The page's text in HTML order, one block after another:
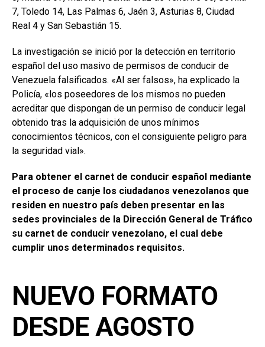
7, Toledo 14, Las Palmas 6, Jaén 3, Asturias 8, Ciudad
Real 4 y San Sebastián 15.
La investigación se inició por la detección en territorio
español del uso masivo de permisos de conducir de
Venezuela falsificados. «Al ser falsos», ha explicado la
Policía, «los poseedores de los mismos no pueden
acreditar que dispongan de un permiso de conducir legal
obtenido tras la adquisición de unos mínimos
conocimientos técnicos, con el consiguiente peligro para
la seguridad vial».
Para obtener el carnet de conducir español mediante
el proceso de canje los ciudadanos venezolanos que
residen en nuestro país deben presentar en las
sedes provinciales de la Dirección General de Tráfico
su carnet de conducir venezolano, el cual debe
cumplir unos determinados requisitos.
NUEVO FORMATO
DESDE AGOSTO